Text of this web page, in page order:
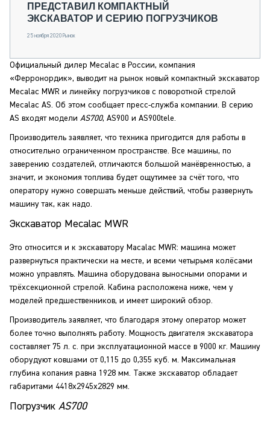
ПРЕДСТАВИЛ КОМПАКТНЫЙ
ЭКСКАВАТОР И СЕРИЮ ПОГРУЗЧИКОВ
25 ноября 2020 Рынок
Официальный дилер Mecalac в России, компания
«Ферронордик», выводит на рынок новый компактный экскаватор
Mecalac MWR и линейку погрузчиков с поворотной стрелой
Mecalac AS. Об этом сообщает пресс-служба компании. В серию
AS входят модели AS700, AS900 и AS900tele.
Производитель заявляет, что техника пригодится для работы в
относительно ограниченном пространстве. Все машины, по
заверению создателей, отличаются большой манёвренностью, а
значит, и экономия топлива будет ощутимее за счёт того, что
оператору нужно совершать меньше действий, чтобы развернуть
машину так, как надо.
Экскаватор Mecalac MWR
Это относится и к экскаватору Macalac MWR: машина может
развернуться практически на месте, и всеми четырьмя колёсами
можно управлять. Машина оборудована выносными опорами и
трёхсекционной стрелой. Кабина расположена ниже, чем у
моделей предшественников, и имеет широкий обзор.
Производитель заявляет, что благодаря этому оператор может
более точно выполнять работу. Мощность двигателя экскаватора
составляет 75 л. с. при эксплуатационной массе в 9000 кг. Машину
оборудуют ковшами от 0,115 до 0,355 куб. м. Максимальная
глубина копания равна 1928 мм. Также экскаватор обладает
габаритами 4418x2945x2829 мм.
Погрузчик AS700